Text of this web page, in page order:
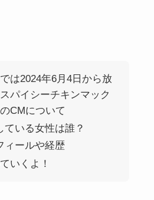
は2024年6月4日から放
スパイシーチキンマック
のCMについて
ている女性は誰？
ィールや経歴
いくよ！